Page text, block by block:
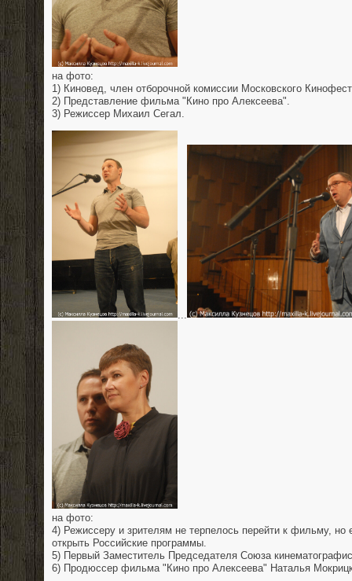
на фото:
1) Киновед, член отборочной комиссии Московского
2) Представление фильма "Кино про Алексеева".
3) Режиссер Михаил Сегал.
на фото:
4) Режиссеру и зрителям не терпелось перейти к фильму,
открыть Российские программы.
5) Первый Заместитель Председателя Союза
6) Продюссер фильма "Кино про Алексеева" Наталья